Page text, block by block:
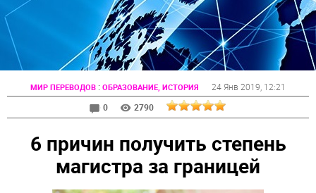
МИР ПЕРЕВОДОВ : ОБРАЗОВАНИЕ, ИСТОРИЯ 24 Янв 2019 , 12:21
0
2790
6 причин получить степень
магистра за границей